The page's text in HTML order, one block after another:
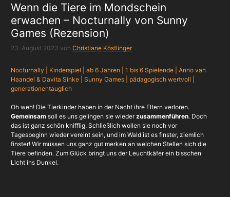
Wenn die Tiere im Mondschein
erwachen – Nocturnally von Sunny
Games (Rezension)
23. August 2023 von Christiane Köstlinger
Nocturnally | Kinderspiel | ab 6 Jahren | 1 bis 6 Spielende | Anno van
Haandel & Davita Sinke | Sunny Games | pädagogisch wertvoll |
generationentauglich
Oh weh! Die Tierkinder haben in der Nacht ihre Eltern verloren.
Gemeinsamsoll es uns gelingen sie wiederzusammenführen. Doch
das ist ganz schön knifflig. Schließlich wollen sie noch vor
Tagesbeginn wieder vereint sein, und im Wald ist es finster, ziemlich
finster! Wir müssen uns ganz gut merken an welchen Stellen sich die
Tiere befinden. Zum Glück bringt uns der Leuchtkäfer ein bisschen
Licht ins Dunkel.